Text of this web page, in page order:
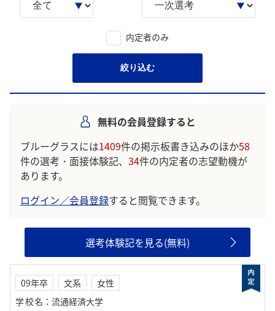
内定者のみ
絞り込む
無料の会員登録すると
ブルーグラスには1409件の掲示板書き込みのほか58
件の選考・面接体験記、 34件の内定者の志望動機が
あります。
ログイン／会員登録すると閲覧できます。
選考体験記を見る(無料)
09年卒 文系
女性
学校名 ： 流通経済大学